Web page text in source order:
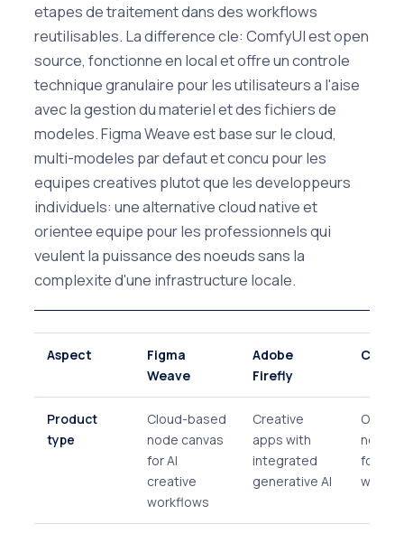
etapes de traitement dans des workflows
reutilisables. La difference cle: ComfyUI est open
source, fonctionne en local et offre un controle
technique granulaire pour les utilisateurs a l'aise
avec la gestion du materiel et des fichiers de
modeles. Figma Weave est base sur le cloud,
multi-modeles par defaut et concu pour les
equipes creatives plutot que les developpeurs
individuels: une alternative cloud native et
orientee equipe pour les professionnels qui
veulent la puissance des noeuds sans la
complexite d'une infrastructure locale.
Aspect
Figma
Weave
Adobe
Firefly
Product
type
Cloud-based
node canvas
for AI
creative
workflows
Creative
apps with
integrated
generative AI
Open-
node
for